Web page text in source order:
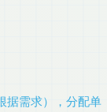
据需求），分配单